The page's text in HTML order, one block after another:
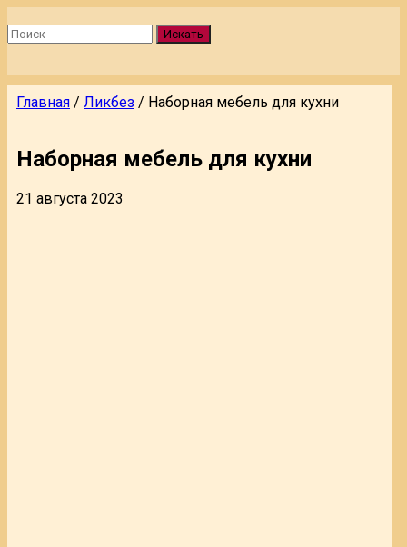
Искать
Главная / Ликбез / Наборная мебель для кухни
Наборная мебель для кухни
21 августа 2023